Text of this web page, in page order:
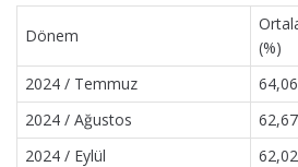
Dönem
(%)
2024 / Temmuz
64,06
2024 / Ağustos
62,67
2024 / Eylül
62,02